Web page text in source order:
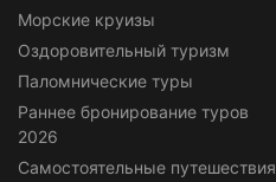
Морские круизы
Оздоровительный туризм
Паломнические туры
Раннее бронирование туров
2026
Самостоятельные путешествия